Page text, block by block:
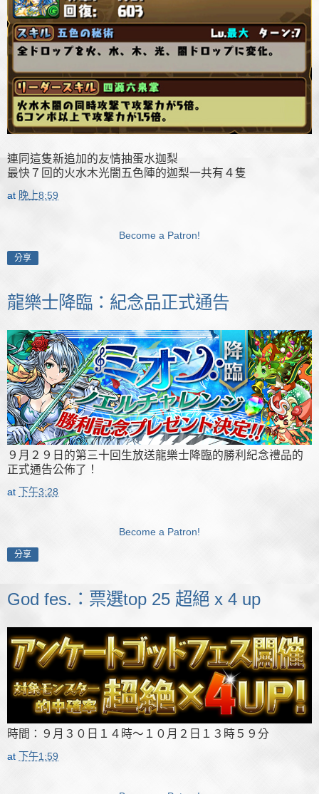
連同這隻新追加的友情抽蛋水迦梨
最快７回的火水木光闇五色陣的迦梨一共有４隻
at 晚上8:59
Become a Patron!
分享
龍樂士降臨：紀念品正式通告
９月２９日的第三十回生放送龍樂士降臨的勝利紀念禮品的
正式通告公佈了！
at 下午3:28
Become a Patron!
分享
God fes.：票選top 25 超絕 x 4 up
時間：９月３０日１４時～１０月２日１３時５９分
at 下午1:59